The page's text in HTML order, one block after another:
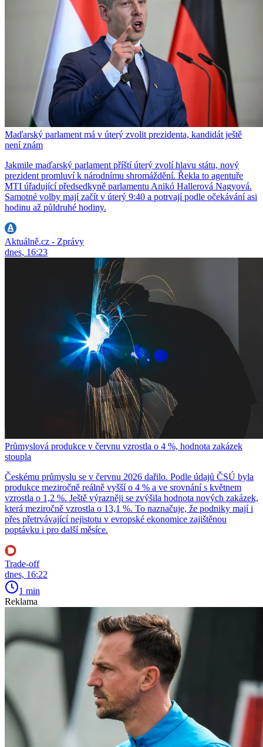
Maďarský parlament má v úterý zvolit prezidenta, kandidát ještě
není znám
Jakmile maďarský parlament příští úterý zvolí hlavu státu, nový
prezident promluví k národnímu shromáždění. Řekla to agentuře
MTI úřadující předsedkyně parlamentu Anikó Hallerová Nagyová.
Samotné volby mají začít v úterý 9:40 a potrvají podle očekávání asi
hodinu až půldruhé hodiny.
Aktuálně.cz - Zprávy
dnes, 16:23
Průmyslová produkce v červnu vzrostla o 4 %, hodnota zakázek
stoupla
Českému průmyslu se v červnu 2026 dařilo. Podle údajů ČSÚ byla
produkce meziročně reálně vyšší o 4 % a ve srovnání s květnem
vzrostla o 1,2 %. Ještě výrazněji se zvýšila hodnota nových zakázek,
která meziročně vzrostla o 13,1 %. To naznačuje, že podniky mají i
přes přetrvávající nejistotu v evropské ekonomice zajištěnou
poptávku i pro další měsíce.
Trade-off
dnes, 16:22
1 min
Reklama